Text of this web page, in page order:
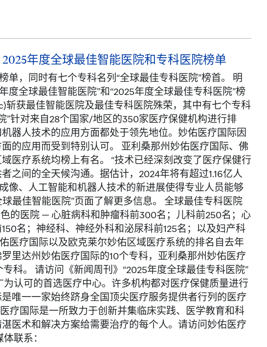
年度全球最佳智能医院和专科医院榜单
单，同时有七个专科名列“全球最佳专科医院”榜首。 明
全球最佳智能医院”和“2025年度全球最佳专科医院”榜
斩获最佳智能医院及最佳专科医院殊荣，其中有七个专科
”针对来自28个国家/地区的350家医疗保健机构进行排
器人技术的应用方面都处于领先地位。妙佑医疗国际因
的应用而受到特别认可。 亚利桑那州妙佑医疗国际、佛
医疗系统均榜上有名。 “技术已经深刻改变了医疗保健行
之间的全天候沟通。据估计，2024年将有超过1.16亿人
像、人工智能和机器人技术的新进展使得专业人员能够
最佳智能医院”页面了解更多信息。 全球最佳专科医院
的医院 — 心脏病科和肿瘤科前300名；儿科前250名；心
名；神经科、神经外科和泌尿科前125名；以及妇产科
医疗国际以及欧克莱尔妙佑区域医疗系统的排名自去年
里达州妙佑医疗国际的10个专科，亚利桑那州妙佑医疗
科。 请访问《新闻周刊》“2025年度全球最佳专科医院”
认可的首选医疗中心。许多机构都对医疗保健质量进行
唯一一家始终跻身全国顶尖医疗服务提供者行列的医疗
疗国际是一所致力于创新并集临床实践、医学教育和科
医术和解决方案给需要治疗的每个人。请访问妙佑医疗
联系：